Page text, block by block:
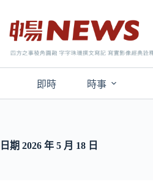
即時 時事
日期 2026 年 5 月 18 日